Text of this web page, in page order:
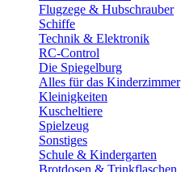
Flugzege & Hubschrauber
Schiffe
Technik & Elektronik
RC-Control
Die Spiegelburg
Alles für das Kinderzimmer
Kleinigkeiten
Kuscheltiere
Spielzeug
Sonstiges
Schule & Kindergarten
Brotdosen & Trinkflaschen